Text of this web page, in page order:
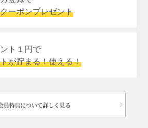
ーポンプレゼント
ト１円で
が貯まる！使える！
員特典について詳しく見る